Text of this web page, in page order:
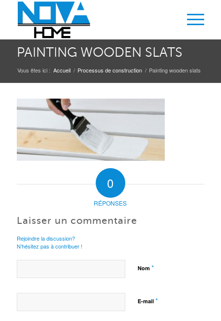
PAINTING WOODEN SLATS
Vous êtes ici : Accueil / Processus de construction / Painting wooden slats
0
RÉPONSES
Laisser un commentaire
Rejoindre la discussion?
N’hésitez pas à contribuer !
Nom *
E-mail *